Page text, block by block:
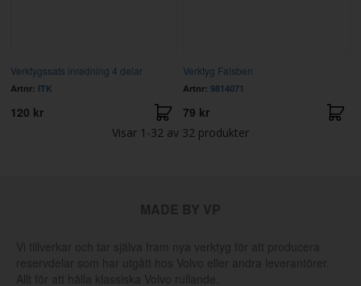
Verktygssats inredning 4 delar
Artnr: ITK
120 kr
Verktyg Falsben
Artnr: 9814071
79 kr
Visar 1-32 av 32 produkter